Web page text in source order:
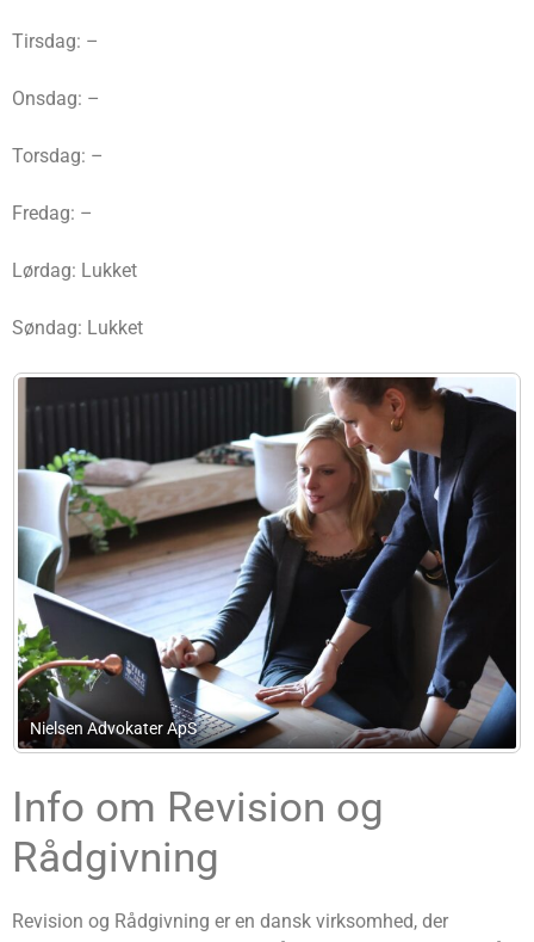
Tirsdag: –
Onsdag: –
Torsdag: –
Fredag: –
Lørdag: Lukket
Søndag: Lukket
Jsa
Info om Revision og
Rådgivning
Revision og Rådgivning er en dansk virksomhed, der